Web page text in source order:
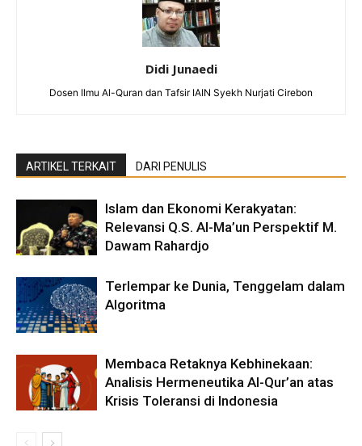
Didi Junaedi
Dosen Ilmu Al-Quran dan Tafsir IAIN Syekh Nurjati Cirebon
ARTIKEL TERKAIT DARI PENULIS
Islam dan Ekonomi Kerakyatan:
Relevansi Q.S. Al-Ma’un Perspektif M.
Dawam Rahardjo
Terlempar ke Dunia, Tenggelam dalam
Algoritma
Membaca Retaknya Kebhinekaan:
Analisis Hermeneutika Al-Qur’an atas
Krisis Toleransi di Indonesia